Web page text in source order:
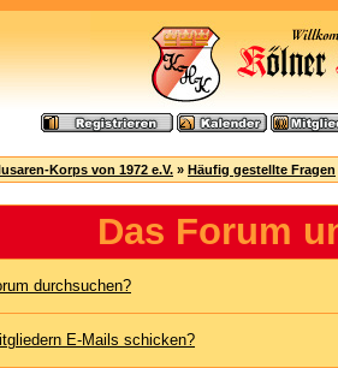
Korps von 1972 e.V. » Häufig gestellte Fragen
Das Forum
durchsuchen?
E-Mails schicken?